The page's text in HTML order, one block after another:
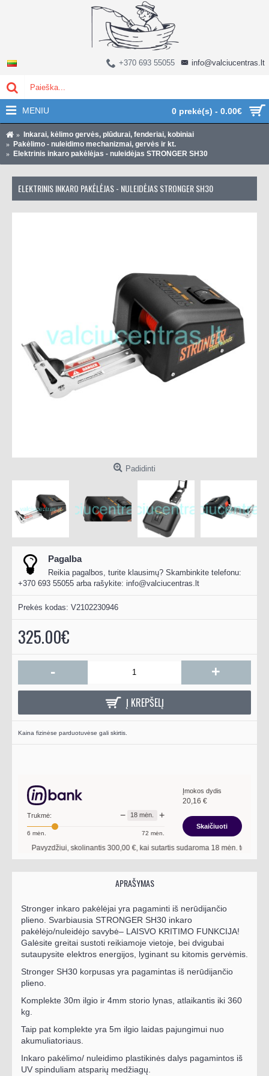
0 prekė(s) - 0.00€
+370 693 55055 info@valciucentras.lt
MENIU
Inkarai, kėlimo gervės, plūdurai, fenderiai, kobiniai
Pakėlimo - nuleidimo mechanizmai, gervės ir kt.
Elektrinis inkaro pakėlėjas - nuleidėjas STRONGER SH30
ELEKTRINIS INKARO PAKĖLĖJAS - NULEIDĖJAS STRONGER SH30
Padidinti
Pagalba
Reikia pagalbos, turite klausimų? Skambinkite telefonu:
+370 693 55055 arba rašykite: info@valciucentras.lt
Prekės kodas: V2102230946
325.00€
- +
Į KREPŠELĮ
Kaina fizinėse parduotuvėse gali skirtis.
Trukmė: − 18 mėn. +
6 mėn. 72 mėn.
Įmokos dydis
20,16 €
Skaičiuoti
Pavyzdžiui, skolinantis300,00€, kai sutartis sudaroma18mėn. terminui,
APRAŠYMAS
Stronger inkaro pakėlėjai yra pagaminti iš nerūdijančio
plieno. Svarbiausia STRONGER SH30 inkaro
pakėlėjo/nuleidėjo savybė– LAISVO KRITIMO FUNKCIJA!
Galėsite greitai sustoti reikiamoje vietoje, bei dvigubai
sutaupysite elektros energijos, lyginant su kitomis gervėmis.
Stronger SH30 korpusas yra pagamintas iš nerūdijančio
plieno.
Komplekte 30m ilgio ir 4mm storio lynas, atlaikantis iki 360
kg.
Taip pat komplekte yra 5m ilgio laidas pajungimui nuo
akumuliatoriaus.
Inkaro pakėlimo/ nuleidimo plastikinės dalys pagamintos iš
UV spinduliam atsparių medžiagų.